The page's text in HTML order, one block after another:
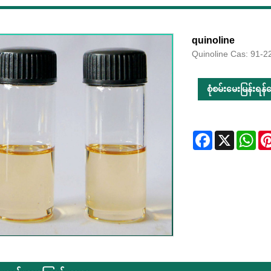
quinoline
Quinoline Cas: 91-
စုံစမ်းမေးမြန်းရန်
Facebook
X